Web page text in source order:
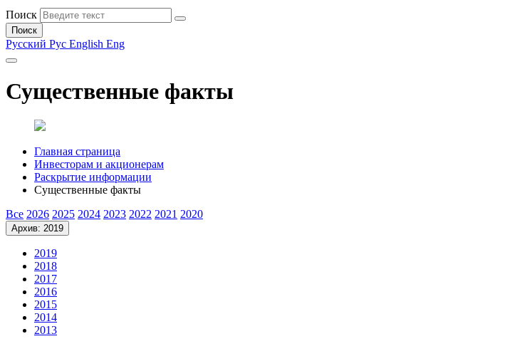
Поиск
Поиск
Русский Рус English Eng
Существенные факты
Главная страница
Инвесторам и акционерам
Раскрытие информации
Существенные факты
Все 2026 2025 2024 2023 2022 2021 2020
Архив: 2019
2019
2018
2017
2016
2015
2014
2013